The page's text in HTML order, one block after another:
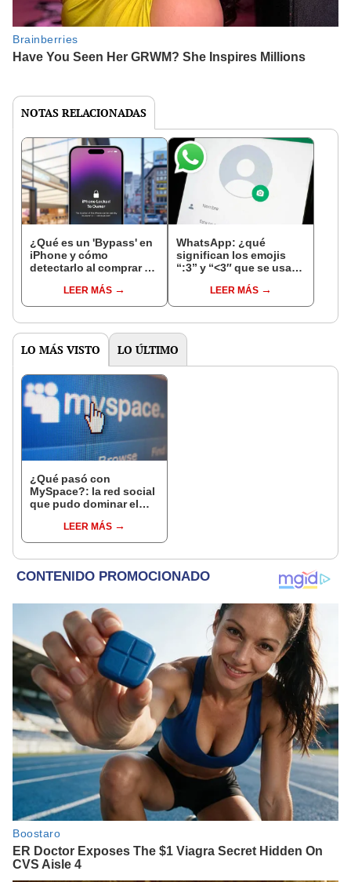
NOTAS RELACIONADAS
¿Qué es un 'Bypass' en
iPhone y cómo
detectarlo al comprar un
LEER MÁS
WhatsApp: ¿qué
significan los emojis
“:3” y “<3″ que se usan
LEER MÁS
LO MÁS VISTO LO ÚLTIMO
¿Qué pasó con
MySpace?: la red social
que pudo dominar el
LEER MÁS